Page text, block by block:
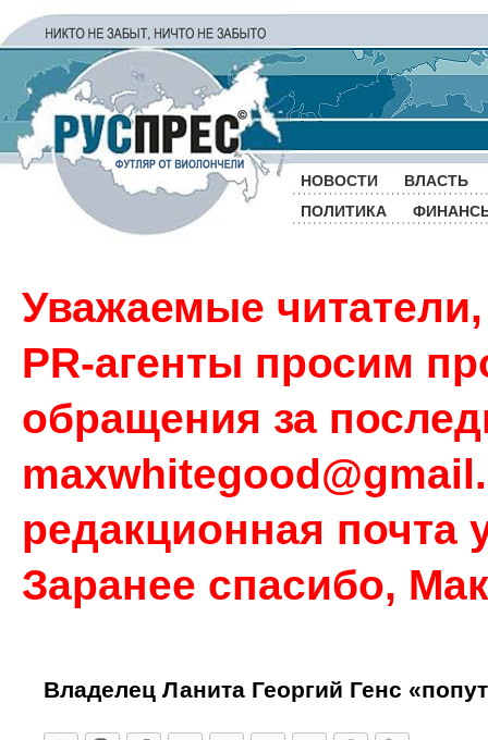
НОВОСТИ
ВЛАСТЬ
ПОЛИТИКА
Уважаемые
PR-агенты просим
обращения за
редакционная почта
Заранее спасибо,
Владелец Ланита Георгий Генс